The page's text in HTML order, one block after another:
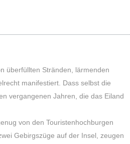
überfüllten Stränden, lärmenden
manifestiert. Dass selbst die
vergangenen Jahren, die das Eiland
von den Touristenhochburgen
Gebirgszüge auf der Insel, zeugen